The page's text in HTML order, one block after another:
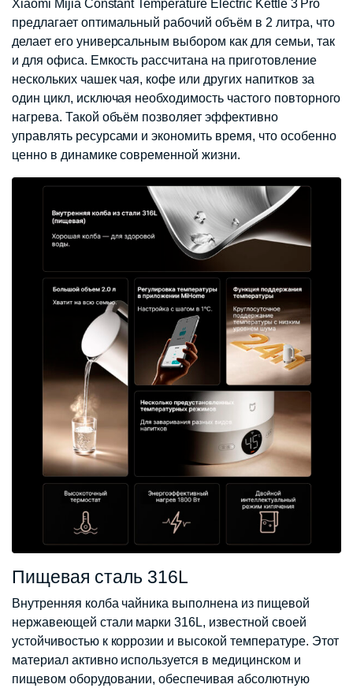
Xiaomi Mijia Constant Temperature Electric Kettle 3 Pro
предлагает оптимальный рабочий объём в 2 литра, что
делает его универсальным выбором как для семьи, так
и для офиса. Емкость рассчитана на приготовление
нескольких чашек чая, кофе или других напитков за
один цикл, исключая необходимость частого повторного
нагрева. Такой объём позволяет эффективно
управлять ресурсами и экономить время, что особенно
ценно в динамике современной жизни.
Пищевая сталь 316L
Внутренняя колба чайника выполнена из пищевой
нержавеющей стали марки 316L, известной своей
устойчивостью к коррозии и высокой температуре. Этот
материал активно используется в медицинском и
пищевом оборудовании, обеспечивая абсолютную